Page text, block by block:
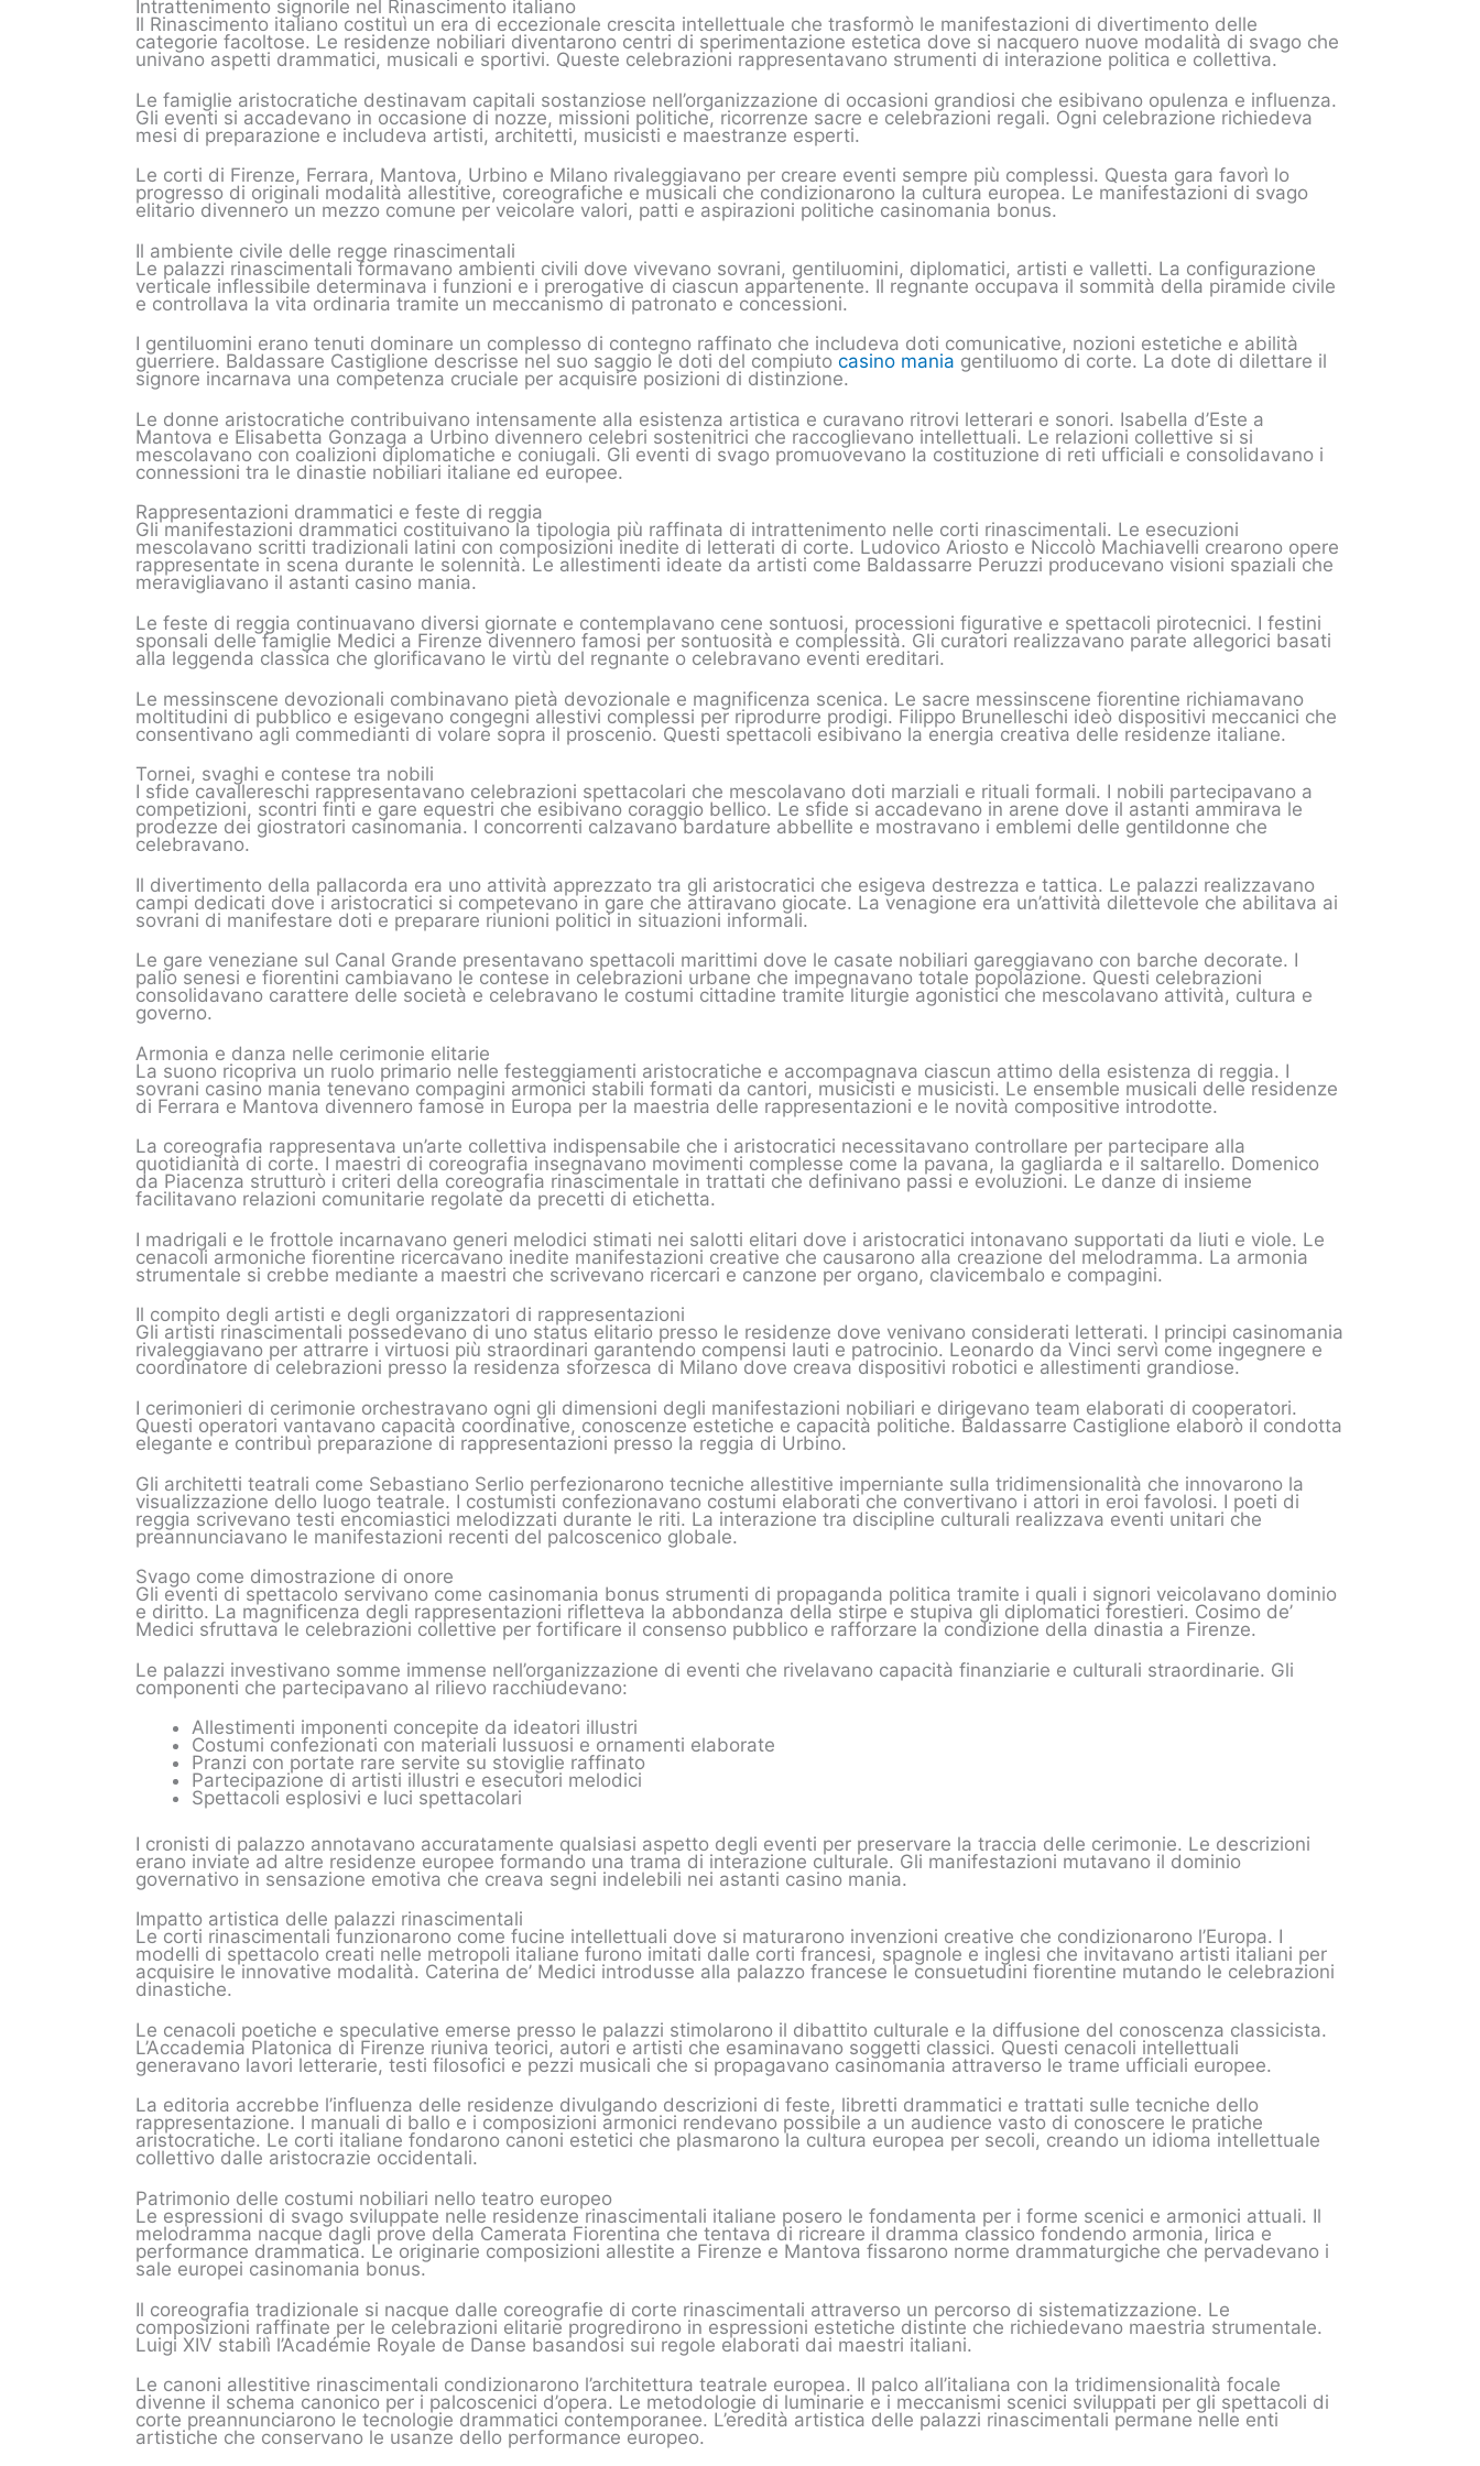
Intrattenimento signorile nel Rinascimento italiano
Il Rinascimento italiano costituì un era di eccezionale crescita intellettuale che trasformò le manifestazioni di divertimento delle
categorie facoltose. Le residenze nobiliari diventarono centri di sperimentazione estetica dove si nacquero nuove modalità di svago che
univano aspetti drammatici, musicali e sportivi. Queste celebrazioni rappresentavano strumenti di interazione politica e collettiva.
Le famiglie aristocratiche destinavam capitali sostanziose nell’organizzazione di occasioni grandiosi che esibivano opulenza e influenza.
Gli eventi si accadevano in occasione di nozze, missioni politiche, ricorrenze sacre e celebrazioni regali. Ogni celebrazione richiedeva
mesi di preparazione e includeva artisti, architetti, musicisti e maestranze esperti.
Le corti di Firenze, Ferrara, Mantova, Urbino e Milano rivaleggiavano per creare eventi sempre più complessi. Questa gara favorì lo
progresso di originali modalità allestitive, coreografiche e musicali che condizionarono la cultura europea. Le manifestazioni di svago
elitario divennero un mezzo comune per veicolare valori, patti e aspirazioni politiche casinomania bonus.
Il ambiente civile delle regge rinascimentali
Le palazzi rinascimentali formavano ambienti civili dove vivevano sovrani, gentiluomini, diplomatici, artisti e valletti. La configurazione
verticale inflessibile determinava i funzioni e i prerogative di ciascun appartenente. Il regnante occupava il sommità della piramide civile
e controllava la vita ordinaria tramite un meccanismo di patronato e concessioni.
I gentiluomini erano tenuti dominare un complesso di contegno raffinato che includeva doti comunicative, nozioni estetiche e abilità
guerriere. Baldassare Castiglione descrisse nel suo saggio le doti del compiuto casino mania gentiluomo di corte. La dote di dilettare il
signore incarnava una competenza cruciale per acquisire posizioni di distinzione.
Le donne aristocratiche contribuivano intensamente alla esistenza artistica e curavano ritrovi letterari e sonori. Isabella d’Este a
Mantova e Elisabetta Gonzaga a Urbino divennero celebri sostenitrici che raccoglievano intellettuali. Le relazioni collettive si si
mescolavano con coalizioni diplomatiche e coniugali. Gli eventi di svago promuovevano la costituzione di reti ufficiali e consolidavano i
connessioni tra le dinastie nobiliari italiane ed europee.
Rappresentazioni drammatici e feste di reggia
Gli manifestazioni drammatici costituivano la tipologia più raffinata di intrattenimento nelle corti rinascimentali. Le esecuzioni
mescolavano scritti tradizionali latini con composizioni inedite di letterati di corte. Ludovico Ariosto e Niccolò Machiavelli crearono opere
rappresentate in scena durante le solennità. Le allestimenti ideate da artisti come Baldassarre Peruzzi producevano visioni spaziali che
meravigliavano il astanti casino mania.
Le feste di reggia continuavano diversi giornate e contemplavano cene sontuosi, processioni figurative e spettacoli pirotecnici. I festini
sponsali delle famiglie Medici a Firenze divennero famosi per sontuosità e complessità. Gli curatori realizzavano parate allegorici basati
alla leggenda classica che glorificavano le virtù del regnante o celebravano eventi ereditari.
Le messinscene devozionali combinavano pietà devozionale e magnificenza scenica. Le sacre messinscene fiorentine richiamavano
moltitudini di pubblico e esigevano congegni allestivi complessi per riprodurre prodigi. Filippo Brunelleschi ideò dispositivi meccanici che
consentivano agli commedianti di volare sopra il proscenio. Questi spettacoli esibivano la energia creativa delle residenze italiane.
Tornei, svaghi e contese tra nobili
I sfide cavallereschi rappresentavano celebrazioni spettacolari che mescolavano doti marziali e rituali formali. I nobili partecipavano a
competizioni, scontri finti e gare equestri che esibivano coraggio bellico. Le sfide si accadevano in arene dove il astanti ammirava le
prodezze dei giostratori casinomania. I concorrenti calzavano bardature abbellite e mostravano i emblemi delle gentildonne che
celebravano.
Il divertimento della pallacorda era uno attività apprezzato tra gli aristocratici che esigeva destrezza e tattica. Le palazzi realizzavano
campi dedicati dove i aristocratici si competevano in gare che attiravano giocate. La venagione era un’attività dilettevole che abilitava ai
sovrani di manifestare doti e preparare riunioni politici in situazioni informali.
Le gare veneziane sul Canal Grande presentavano spettacoli marittimi dove le casate nobiliari gareggiavano con barche decorate. I
palio senesi e fiorentini cambiavano le contese in celebrazioni urbane che impegnavano totale popolazione. Questi celebrazioni
consolidavano carattere delle società e celebravano le costumi cittadine tramite liturgie agonistici che mescolavano attività, cultura e
governo.
Armonia e danza nelle cerimonie elitarie
La suono ricopriva un ruolo primario nelle festeggiamenti aristocratiche e accompagnava ciascun attimo della esistenza di reggia. I
sovrani casino mania tenevano compagini armonici stabili formati da cantori, musicisti e musicisti. Le ensemble musicali delle residenze
di Ferrara e Mantova divennero famose in Europa per la maestria delle rappresentazioni e le novità compositive introdotte.
La coreografia rappresentava un’arte collettiva indispensabile che i aristocratici necessitavano controllare per partecipare alla
quotidianità di corte. I maestri di coreografia insegnavano movimenti complesse come la pavana, la gagliarda e il saltarello. Domenico
da Piacenza strutturò i criteri della coreografia rinascimentale in trattati che definivano passi e evoluzioni. Le danze di insieme
facilitavano relazioni comunitarie regolate da precetti di etichetta.
I madrigali e le frottole incarnavano generi melodici stimati nei salotti elitari dove i aristocratici intonavano supportati da liuti e viole. Le
cenacoli armoniche fiorentine ricercavano inedite manifestazioni creative che causarono alla creazione del melodramma. La armonia
strumentale si crebbe mediante a maestri che scrivevano ricercari e canzone per organo, clavicembalo e compagini.
Il compito degli artisti e degli organizzatori di rappresentazioni
Gli artisti rinascimentali possedevano di uno status elitario presso le residenze dove venivano considerati letterati. I principi casinomania
rivaleggiavano per attrarre i virtuosi più straordinari garantendo compensi lauti e patrocinio. Leonardo da Vinci servì come ingegnere e
coordinatore di celebrazioni presso la residenza sforzesca di Milano dove creava dispositivi robotici e allestimenti grandiose.
I cerimonieri di cerimonie orchestravano ogni gli dimensioni degli manifestazioni nobiliari e dirigevano team elaborati di cooperatori.
Questi operatori vantavano capacità coordinative, conoscenze estetiche e capacità politiche. Baldassarre Castiglione elaborò il condotta
elegante e contribuì preparazione di rappresentazioni presso la reggia di Urbino.
Gli architetti teatrali come Sebastiano Serlio perfezionarono tecniche allestitive imperniante sulla tridimensionalità che innovarono la
visualizzazione dello luogo teatrale. I costumisti confezionavano costumi elaborati che convertivano i attori in eroi favolosi. I poeti di
reggia scrivevano testi encomiastici melodizzati durante le riti. La interazione tra discipline culturali realizzava eventi unitari che
preannunciavano le manifestazioni recenti del palcoscenico globale.
Svago come dimostrazione di onore
Gli eventi di spettacolo servivano come casinomania bonus strumenti di propaganda politica tramite i quali i signori veicolavano dominio
e diritto. La magnificenza degli rappresentazioni rifletteva la abbondanza della stirpe e stupiva gli diplomatici forestieri. Cosimo de’
Medici sfruttava le celebrazioni collettive per fortificare il consenso pubblico e rafforzare la condizione della dinastia a Firenze.
Le palazzi investivano somme immense nell’organizzazione di eventi che rivelavano capacità finanziarie e culturali straordinarie. Gli
componenti che partecipavano al rilievo racchiudevano:
Allestimenti imponenti concepite da ideatori illustri
Costumi confezionati con materiali lussuosi e ornamenti elaborate
Pranzi con portate rare servite su stoviglie raffinato
Partecipazione di artisti illustri e esecutori melodici
Spettacoli esplosivi e luci spettacolari
I cronisti di palazzo annotavano accuratamente qualsiasi aspetto degli eventi per preservare la traccia delle cerimonie. Le descrizioni
erano inviate ad altre residenze europee formando una trama di interazione culturale. Gli manifestazioni mutavano il dominio
governativo in sensazione emotiva che creava segni indelebili nei astanti casino mania.
Impatto artistica delle palazzi rinascimentali
Le corti rinascimentali funzionarono come fucine intellettuali dove si maturarono invenzioni creative che condizionarono l’Europa. I
modelli di spettacolo creati nelle metropoli italiane furono imitati dalle corti francesi, spagnole e inglesi che invitavano artisti italiani per
acquisire le innovative modalità. Caterina de’ Medici introdusse alla palazzo francese le consuetudini fiorentine mutando le celebrazioni
dinastiche.
Le cenacoli poetiche e speculative emerse presso le palazzi stimolarono il dibattito culturale e la diffusione del conoscenza classicista.
L’Accademia Platonica di Firenze riuniva teorici, autori e artisti che esaminavano soggetti classici. Questi cenacoli intellettuali
generavano lavori letterarie, testi filosofici e pezzi musicali che si propagavano casinomania attraverso le trame ufficiali europee.
La editoria accrebbe l’influenza delle residenze divulgando descrizioni di feste, libretti drammatici e trattati sulle tecniche dello
rappresentazione. I manuali di ballo e i composizioni armonici rendevano possibile a un audience vasto di conoscere le pratiche
aristocratiche. Le corti italiane fondarono canoni estetici che plasmarono la cultura europea per secoli, creando un idioma intellettuale
collettivo dalle aristocrazie occidentali.
Patrimonio delle costumi nobiliari nello teatro europeo
Le espressioni di svago sviluppate nelle residenze rinascimentali italiane posero le fondamenta per i forme scenici e armonici attuali. Il
melodramma nacque dagli prove della Camerata Fiorentina che tentava di ricreare il dramma classico fondendo armonia, lirica e
performance drammatica. Le originarie composizioni allestite a Firenze e Mantova fissarono norme drammaturgiche che pervadevano i
sale europei casinomania bonus.
Il coreografia tradizionale si nacque dalle coreografie di corte rinascimentali attraverso un percorso di sistematizzazione. Le
composizioni raffinate per le celebrazioni elitarie progredirono in espressioni estetiche distinte che richiedevano maestria strumentale.
Luigi XIV stabilì l’Académie Royale de Danse basandosi sui regole elaborati dai maestri italiani.
Le canoni allestitive rinascimentali condizionarono l’architettura teatrale europea. Il palco all’italiana con la tridimensionalità focale
divenne il schema canonico per i palcoscenici d’opera. Le metodologie di luminarie e i meccanismi scenici sviluppati per gli spettacoli di
corte preannunciarono le tecnologie drammatici contemporanee. L’eredità artistica delle palazzi rinascimentali permane nelle enti
artistiche che conservano le usanze dello performance europeo.